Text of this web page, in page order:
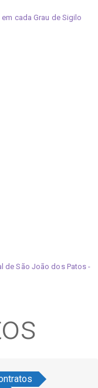
cada Grau de Sigilo